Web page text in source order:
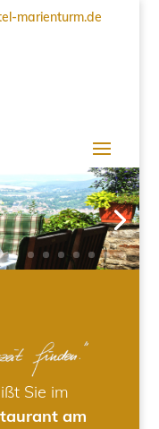
marienturm.de
Sie im
am